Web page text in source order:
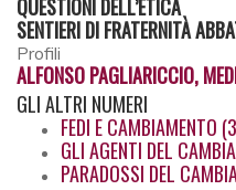
QUESTIONI DELL’ETICA
SENTIERI DI FRATERNITÀ
Profili
ALFONSO PAGLIARICCIO,
GLIALTRI NUMERI
FEDI E CAMBIAMENTO
GLI AGENTI DEL
PARADOSSI DEL